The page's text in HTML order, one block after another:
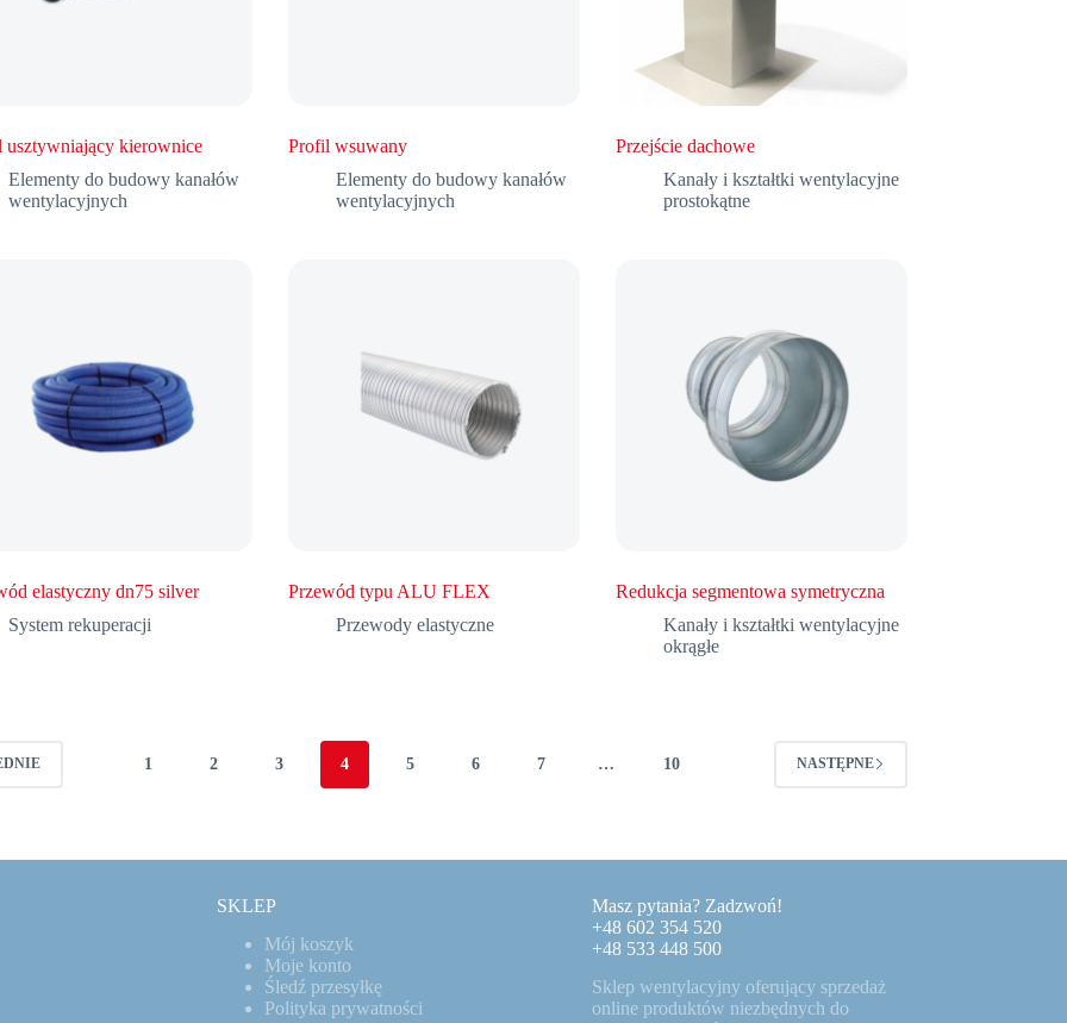
usztywniający kierownice
Elementy do budowy kanałów
wentylacyjnych
Profil wsuwany
Elementy do budowy kanałów
wentylacyjnych
Przejście dachowe
Kanały i kształtki wentylacyjne
prostokątne
elastyczny dn75 silver
System rekuperacji
Przewód typu ALU FLEX
Przewody elastyczne
Redukcja segmentowa symetryczna
Kanały i kształtki wentylacyjne
okrągłe
1 2 3 4 5 6 7 … 10 NASTĘPNE
SKLEP
Mój koszyk
Moje konto
Śledź przesyłkę
Polityka prywatności
Masz pytania? Zadzwoń!
+48 602 354 520
+48 533 448 500
Sklep wentylacyjny oferujący sprzedaż
online produktów niezbędnych do